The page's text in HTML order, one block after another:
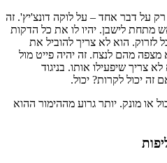
על דבר אחד – על לוקה דונצ'יץ'. זה
מתחת לישבן. יהיו לו את כל הדקות
לזרוק. הוא לא צריך להוביל את
מהם לנצח. זה יהיה פייט מול
לא צריך שיפעילו אותו. בניגוד
זה יכול לקרות? יכול.
או מונק. יותר גרוע מההימור ההוא